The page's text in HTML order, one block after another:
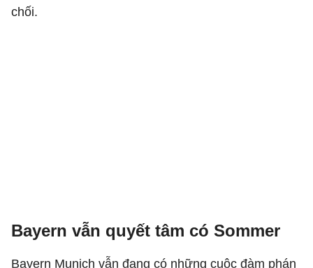
chối.
Bayern vẫn quyết tâm có Sommer
Bayern Munich vẫn đang có những cuộc đàm phán